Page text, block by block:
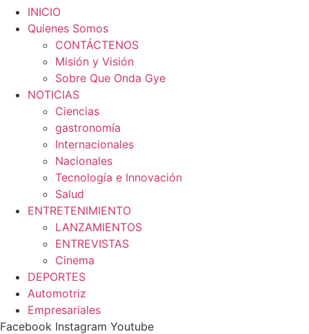
INICIO
Quienes Somos
CONTÁCTENOS
Misión y Visión
Sobre Que Onda Gye
NOTICIAS
Ciencias
gastronomía
Internacionales
Nacionales
Tecnología e Innovación
Salud
ENTRETENIMIENTO
LANZAMIENTOS
ENTREVISTAS
Cinema
DEPORTES
Automotriz
Empresariales
Facebook Instagram Youtube